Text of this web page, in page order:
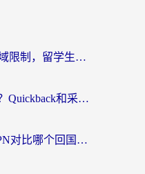
海外VPN中国：告别地域限制，留学生与华人如何轻松刷国内剧、玩国服？
海外党刷国内资源总卡？Quickback和采集蜂好用吗？这篇指南帮你避坑
ChickCN VPN和旋风VPN对比哪个回国效果更好？海外党亲测实用指南